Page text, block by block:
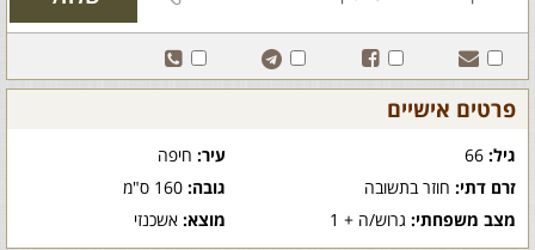
פרטים אישיים
גיל: עיר:חיפה
זרם דתי: חוזר בתשובה גובה:160 ס"מ
מצב משפחתי: גרוש/ה + 1 מוצא:אשכנזי